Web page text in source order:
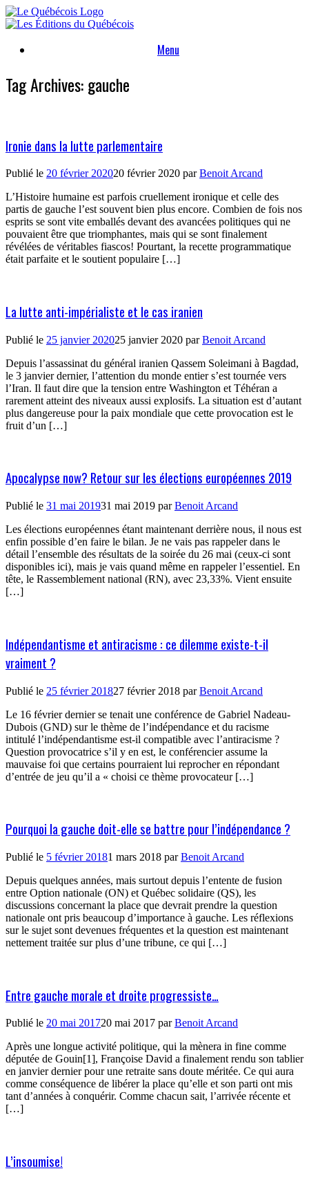
Skip
to
Menu
Tag Archives:gauche
Ironie dans la lutte parlementaire
Publié le 20 février 202020 février 2020 parBenoit Arcand
L’Histoire humaine est parfois cruellement ironique et celle des
partis de gauche l’est souvent bien plus encore. Combien de fois nos
esprits se sont vite emballés devant des avancées politiques qui ne
pouvaient être que triomphantes, mais qui se sont finalement
révélées de véritables fiascos! Pourtant, la recette programmatique
était parfaite et le soutient populaire […]
La lutte anti-impérialiste et le cas iranien
Publié le 25 janvier 202025 janvier 2020 parBenoit Arcand
Depuis l’assassinat du général iranien Qassem Soleimani à Bagdad,
le 3 janvier dernier, l’attention du monde entier s’est tournée vers
l’Iran. Il faut dire que la tension entre Washington et Téhéran a
rarement atteint des niveaux aussi explosifs. La situation est d’autant
plus dangereuse pour la paix mondiale que cette provocation est le
fruit d’un […]
Apocalypse now? Retour sur les élections européennes 2019
Publié le 31 mai 201931 mai 2019 parBenoit Arcand
Les élections européennes étant maintenant derrière nous, il nous est
enfin possible d’en faire le bilan. Je ne vais pas rappeler dans le
détail l’ensemble des résultats de la soirée du 26 mai (ceux-ci sont
disponibles ici), mais je vais quand même en rappeler l’essentiel. En
tête, le Rassemblement national (RN), avec 23,33%. Vient ensuite
[…]
Indépendantisme et antiracisme : ce dilemme existe-t-il
vraiment ?
Publié le 25 février 201827 février 2018 parBenoit Arcand
Le 16 février dernier se tenait une conférence de Gabriel Nadeau-
Dubois (GND) sur le thème de l’indépendance et du racisme
intitulé l’indépendantisme est-il compatible avec l’antiracisme ?
Question provocatrice s’il y en est, le conférencier assume la
mauvaise foi que certains pourraient lui reprocher en répondant
d’entrée de jeu qu’il a « choisi ce thème provocateur […]
Pourquoi la gauche doit-elle se battre pour l’indépendance ?
Publié le 5 février 20181 mars 2018 parBenoit Arcand
Depuis quelques années, mais surtout depuis l’entente de fusion
entre Option nationale (ON) et Québec solidaire (QS), les
discussions concernant la place que devrait prendre la question
nationale ont pris beaucoup d’importance à gauche. Les réflexions
sur le sujet sont devenues fréquentes et la question est maintenant
nettement traitée sur plus d’une tribune, ce qui […]
Entre gauche morale et droite progressiste…
Publié le 20 mai 201720 mai 2017 parBenoit Arcand
Après une longue activité politique, qui la mènera in fine comme
députée de Gouin[1], Françoise David a finalement rendu son tablier
en janvier dernier pour une retraite sans doute méritée. Ce qui aura
comme conséquence de libérer la place qu’elle et son parti ont mis
tant d’années à conquérir. Comme chacun sait, l’arrivée récente et
[…]
L’insoumise!